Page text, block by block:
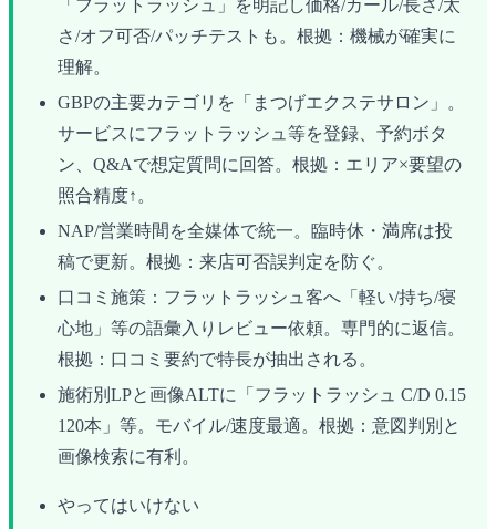
「フラットラッシュ」を明記し価格/カール/長さ/太
さ/オフ可否/パッチテストも。根拠：機械が確実に
理解。
GBPの主要カテゴリを「まつげエクステサロン」。
サービスにフラットラッシュ等を登録、予約ボタ
ン、Q&Aで想定質問に回答。根拠：エリア×要望の
照合精度↑。
NAP/営業時間を全媒体で統一。臨時休・満席は投
稿で更新。根拠：来店可否誤判定を防ぐ。
口コミ施策：フラットラッシュ客へ「軽い/持ち/寝
心地」等の語彙入りレビュー依頼。専門的に返信。
根拠：口コミ要約で特長が抽出される。
施術別LPと画像ALTに「フラットラッシュ C/D 0.15
120本」等。モバイル/速度最適。根拠：意図判別と
画像検索に有利。
やってはいけない